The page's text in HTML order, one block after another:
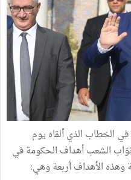
الخطاب الذي ألقاه يوم
أمام مجلس نوّاب الشعب أهداف الحكومة في
وهذه الأهداف أربعة وهي: